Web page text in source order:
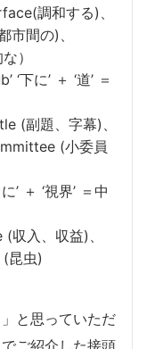
調和する)、
間の)、
）
下に’ ＋ ‘道’ ＝
下鉄
(副題、字幕)、
(小委員
’ ＋ ‘視界’ ＝中
洞察
収入、収益)、
昆虫)
と思っていただ
ご紹介した接頭